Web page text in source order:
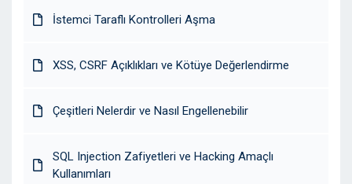
İstemci Taraflı Kontrolleri Aşma
XSS, CSRF Açıklıkları ve Kötüye Değerlendirme
Çeşitleri Nelerdir ve Nasıl Engellenebilir
SQL Injection Zafiyetleri ve Hacking Amaçlı
Kullanımları